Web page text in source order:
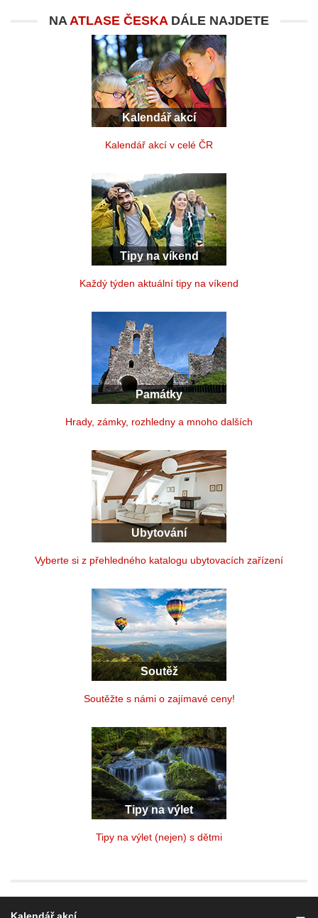
NAATLASE ČESKADÁLE NAJDETE
Kalendář akcí
Kalendář akcí v celé ČR
Tipy na víkend
Každý týden aktuální tipy na víkend
Památky
Hrady, zámky, rozhledny a mnoho dalších
Ubytování
Vyberte si z přehledného katalogu ubytovacích zařízení
Soutěž
Soutěžte s námi o zajímavé ceny!
Tipy na výlet
Tipy na výlet (nejen) s dětmi